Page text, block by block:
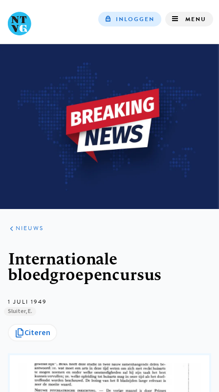
INLOGGEN MENU
ARTIKELEN
HET
KORT
NIEUWS
Internationale
bloedgroepencursus
1 JULI 1949
Sluiter, E.
Citeren